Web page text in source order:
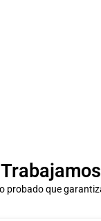
probado que